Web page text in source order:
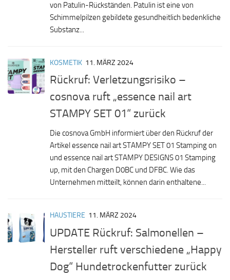
von Patulin-Rückständen. Patulin ist eine von
Schimmelpilzen gebildete gesundheitlich bedenkliche
Substanz...
KOSMETIK 11. MÄRZ 2024
Rückruf: Verletzungsrisiko –
cosnova ruft „essence nail art
STAMPY SET 01“ zurück
Die cosnova GmbH informiert über den Rückruf der
Artikel essence nail art STAMPY SET 01 Stamping on
und essence nail art STAMPY DESIGNS 01 Stamping
up, mit den Chargen D0BC und DFBC. Wie das
Unternehmen mitteilt, können darin enthaltene...
HAUSTIERE 11. MÄRZ 2024
UPDATE Rückruf: Salmonellen –
Hersteller ruft verschiedene „Happy
Dog“ Hundetrockenfutter zurück